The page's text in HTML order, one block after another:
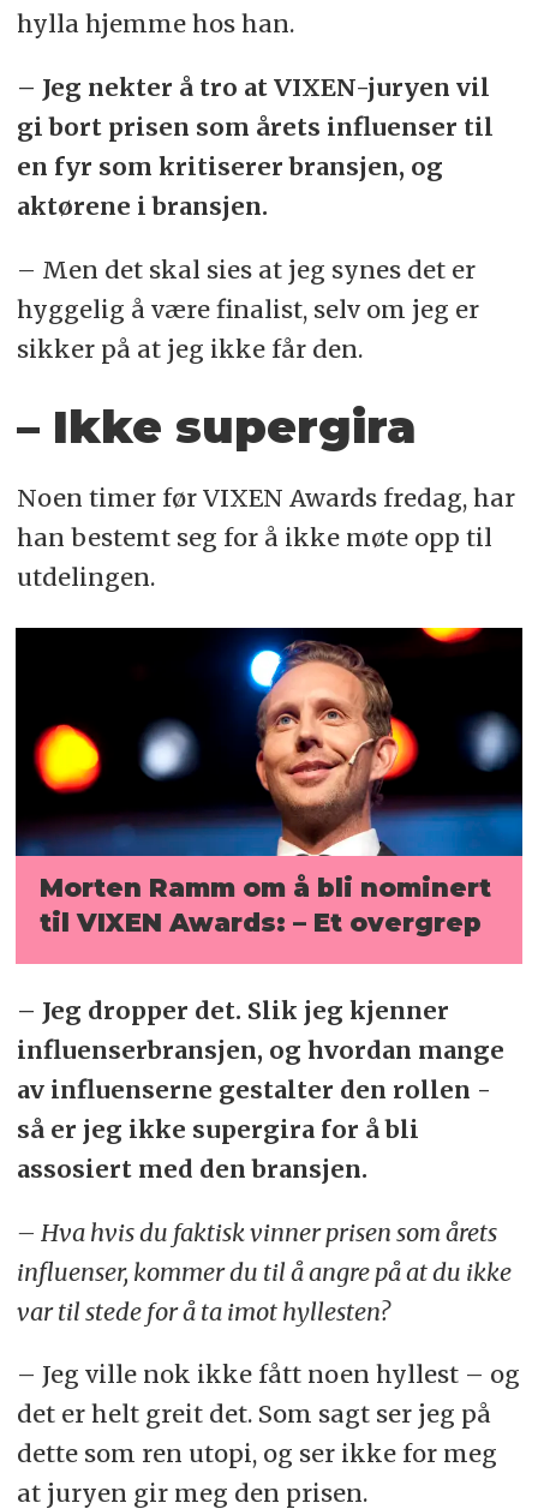
hylla hjemme hos han.
– Jeg nekter å tro at VIXEN-juryen vil
gi bort prisen som årets influenser til
en fyr som kritiserer bransjen, og
aktørene i bransjen.
– Men det skal sies at jeg synes det er
hyggelig å være finalist, selv om jeg er
sikker på at jeg ikke får den.
– Ikke supergira
Noen timer før VIXEN Awards fredag, har
han bestemt seg for å ikke møte opp til
utdelingen.
Morten Ramm om å bli nominert
til VIXEN Awards: – Et overgrep
– Jeg dropper det. Slik jeg kjenner
influenserbransjen, og hvordan mange
av influenserne gestalter den rollen -
så er jeg ikke supergira for å bli
assosiert med den bransjen.
– Hva hvis du faktisk vinner prisen som årets
influenser, kommer du til å angre på at du ikke
var til stede for å ta imot hyllesten?
– Jeg ville nok ikke fått noen hyllest – og
det er helt greit det. Som sagt ser jeg på
dette som ren utopi, og ser ikke for meg
at juryen gir meg den prisen.